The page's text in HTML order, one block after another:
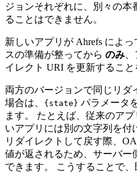
ジョンそれぞれに、別々の
ることはできません。
新しいアプリが Ahrefs によ
スの準備が整ってから のみ
イレクト URI を更新すること
両方のバージョンで同じリダ
場合は、
{state} パラメータ
ます。 たとえば、従来のア
いアプリには別の文字列を付
リダイレクトして戻す際、
値が返されるため、サーバー
できます。 こうすることで、